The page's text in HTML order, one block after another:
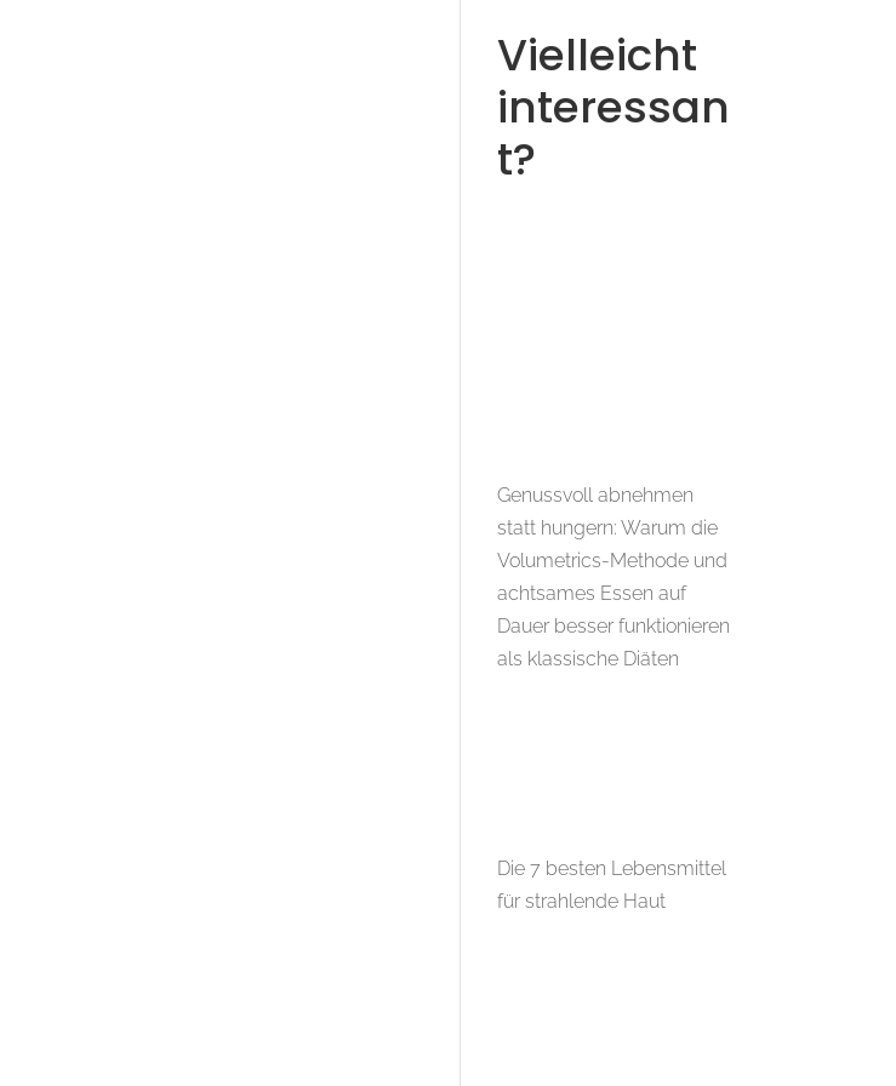
Vielleicht
interessan
t?
Genussvoll abnehmen
statt hungern: Warum die
Volumetrics-Methode und
achtsames Essen auf
Dauer besser funktionieren
als klassische Diäten
Die 7 besten Lebensmittel
für strahlende Haut